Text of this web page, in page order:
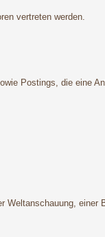
vertreten werden.
Postings, die eine